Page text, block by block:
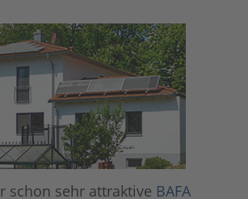
schon sehr attraktive BAFA